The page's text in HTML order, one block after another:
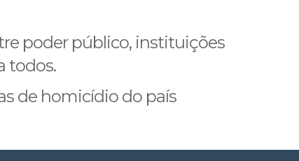
poder público, instituições
todos.
de homicídio do país